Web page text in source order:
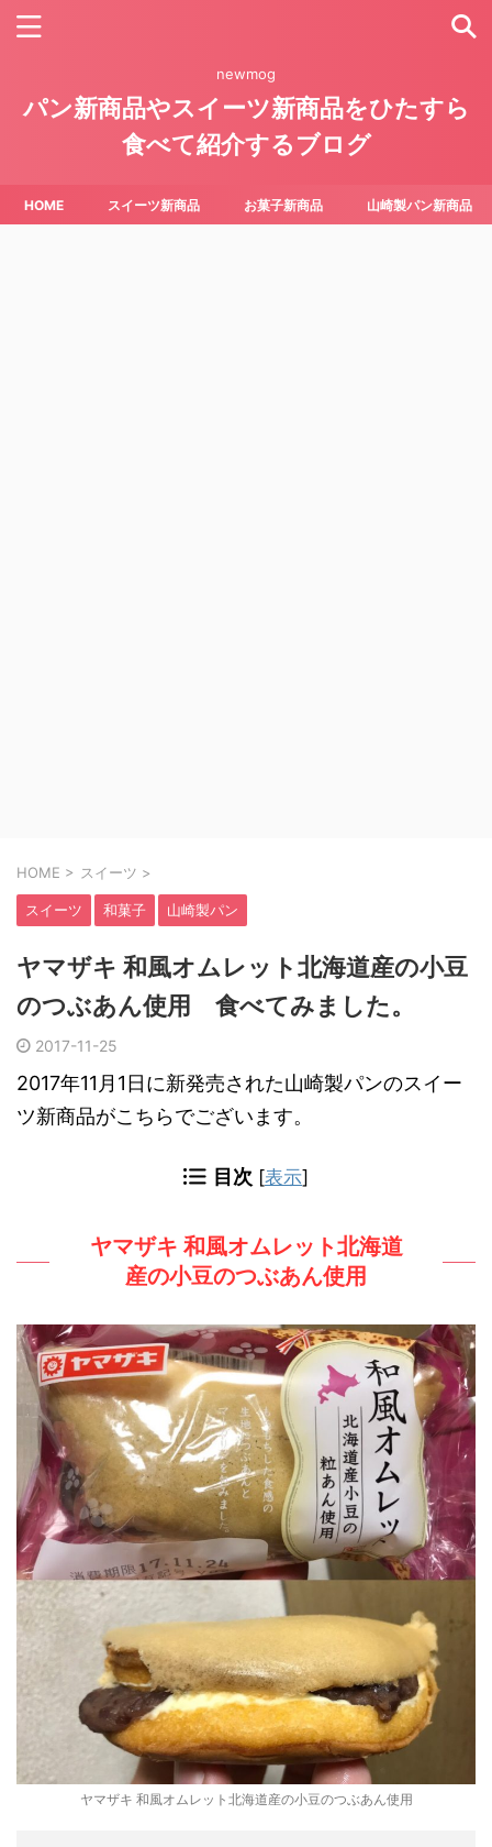
newmog
パン新商品やスイーツ新商品をひたすら
食べて紹介するブログ
HOME スイーツ新商品 お菓子新商品 山崎製パン新商品
HOME > スイーツ >
スイーツ 和菓子 山崎製パン
ヤマザキ 和風オムレット北海道産の小豆
のつぶあん使用 食べてみました。
2017-11-25
2017年11月1日に新発売された山崎製パンのスイー
ツ新商品がこちらでございます。
目次 [表示]
ヤマザキ 和風オムレット北海道
産の小豆のつぶあん使用
ヤマザキ 和風オムレット北海道産の小豆のつぶあん使用